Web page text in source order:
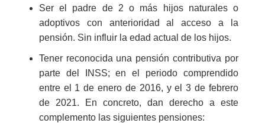
Ser el padre de 2 o más hijos naturales o
adoptivos con anterioridad al acceso a la
pensión. Sin influir la edad actual de los hijos.
Tener reconocida una pensión contributiva por
parte del INSS; en el periodo comprendido
entre el 1 de enero de 2016, y el 3 de febrero
de 2021. En concreto, dan derecho a este
complemento las siguientes pensiones: